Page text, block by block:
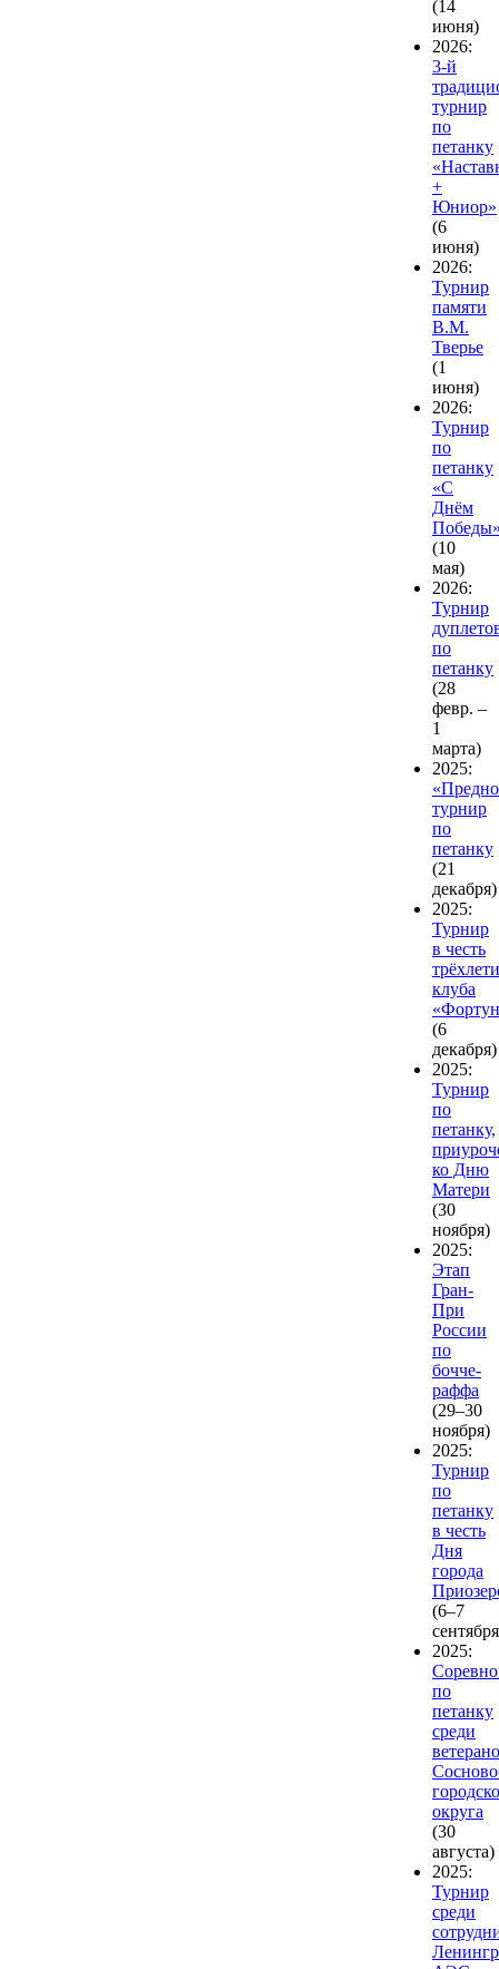
(14
июня)
2026:
3-й
турнир
по
петанку
+
Юниор»
(6
июня)
2026:
Турнир
памяти
В.М.
Тверье
(1
июня)
2026:
Турнир
по
петанку
«С
Днём
(10
мая)
2026:
Турнир
по
петанку
(28
февр. –
1
марта)
2025:
турнир
по
петанку
(21
декабря)
2025:
Турнир
в честь
клуба
(6
декабря)
2025:
Турнир
по
петанку,
ко Дню
Матери
(30
ноября)
2025:
Этап
Гран-
При
России
по
бочче-
раффа
(29–30
ноября)
2025:
Турнир
по
петанку
в честь
Дня
города
(6–7
2025:
по
петанку
среди
округа
(30
августа)
2025:
Турнир
среди